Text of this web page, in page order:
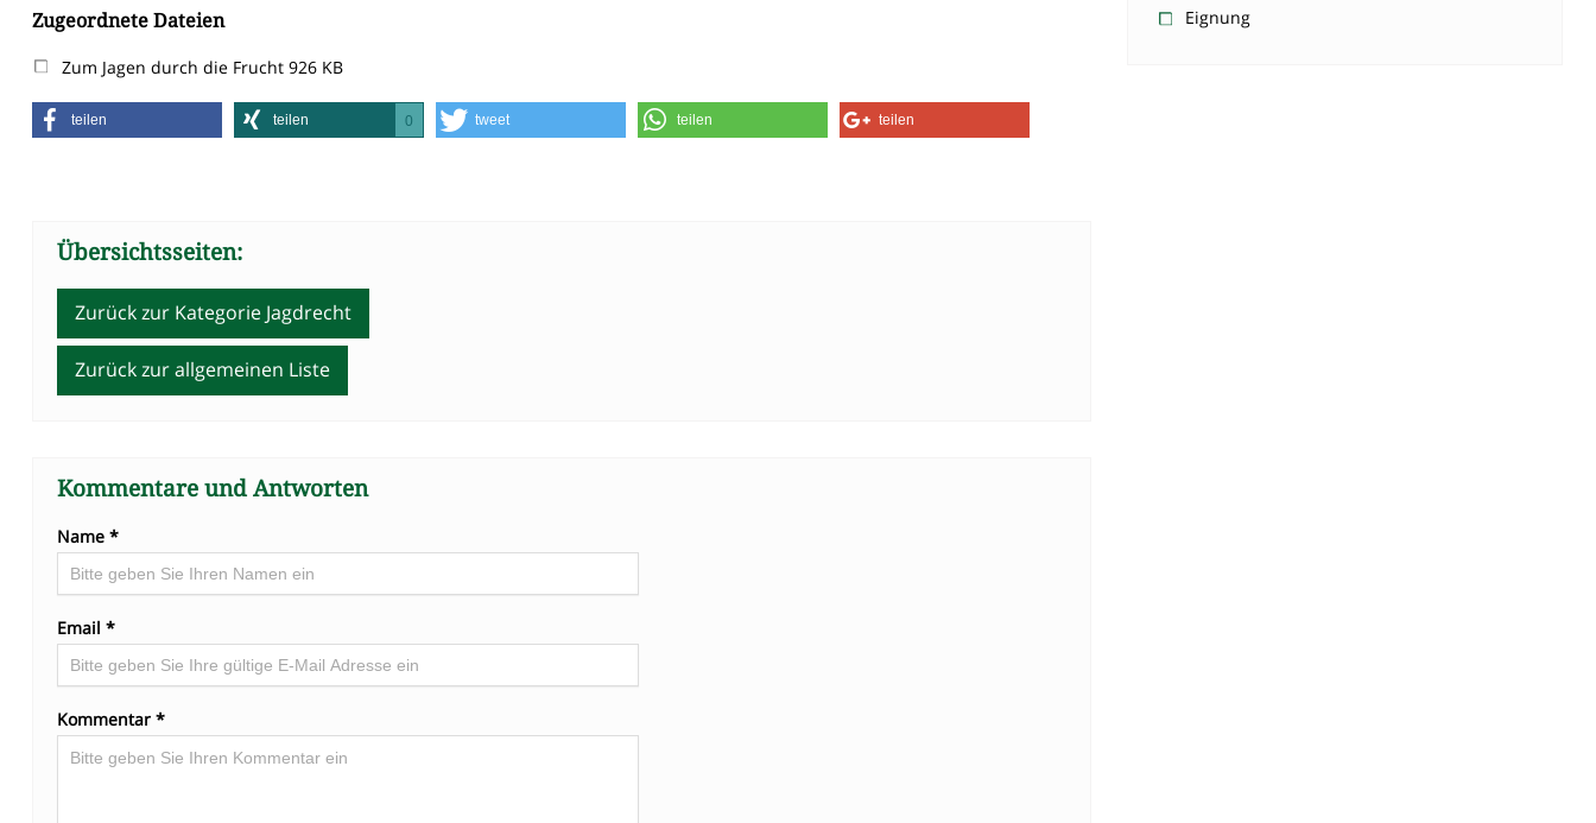
Zugeordnete Dateien
Zum Jagen durch die Frucht 926 KB
teilen teilen 0 tweet teilen teilen
Übersichtsseiten:
Zurück zur Kategorie Jagdrecht
Zurück zur allgemeinen Liste
Kommentare und Antworten
Name *
Email *
Kommentar *
Eignung